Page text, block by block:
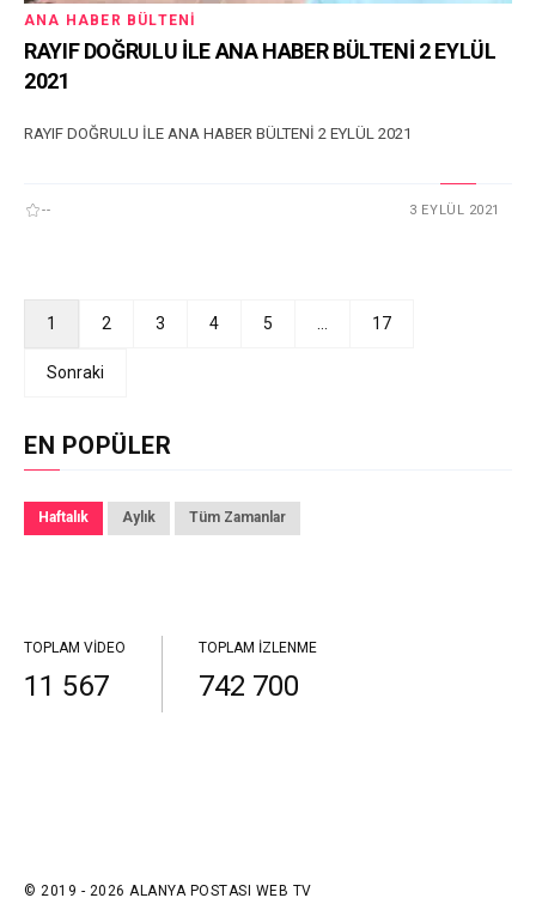
ANA HABER BÜLTENI
RAYIF DOĞRULU İLE ANA HABER BÜLTENİ 2 EYLÜL
2021
RAYIF DOĞRULU İLE ANA HABER BÜLTENİ 2 EYLÜL 2021
-- 3 EYLÜL 2021
1 2 3 4 5 … 17
Sonraki
EN POPÜLER
Haftalık Aylık Tüm Zamanlar
TOPLAM VIDEO
11 567
TOPLAM İZLENME
742 700
© 2019 - 2026 ALANYA POSTASI WEB TV